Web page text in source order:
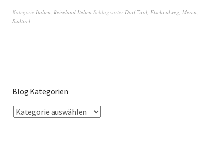
Kategorie Italien Reiseland Italien Schlagwörter Dorf Tirol Etschradweg Meran
Südtirol
Blog Kategorien